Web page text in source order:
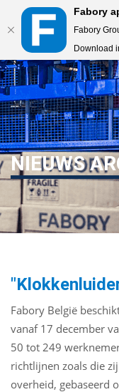
Fabory
Fabory
Download
text.skipToContent
text.skipToNavigation
NIEUWS
Fabory België
vanaf 17 december
50 tot 249
richtlijnen zoals die
overheid, gebaseerd